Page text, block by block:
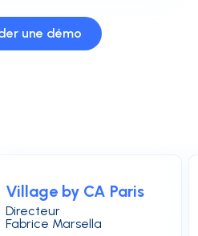
une démo
Village by CA Paris
Fabrice Marsella
Directeur